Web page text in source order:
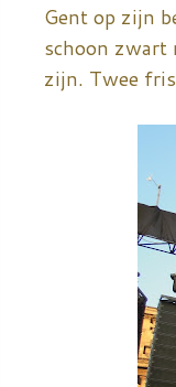
Gent op zijn
schoon zwart
zijn. Twee